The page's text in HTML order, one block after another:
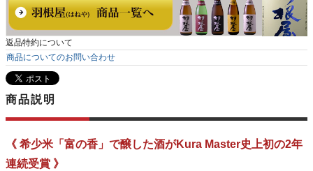
返品特約について
商品についてのお問い合わせ
商品説明
《 希少米「富の香」で醸した酒がKura Master史上初の2年
連続受賞 》